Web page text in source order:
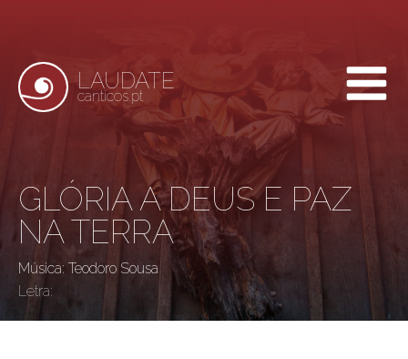
LAUDATE
canticos.pt
GLÓRIA A DEUS E PAZ
NA TERRA
Música: Teodoro Sousa
Letra: